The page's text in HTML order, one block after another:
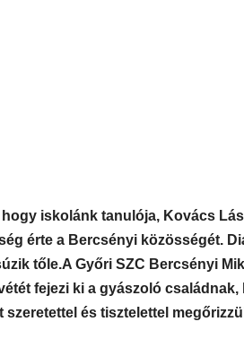
iskolánk tanulója, Kovács
érte a Bercsényi közösségét.
tőle.A Győri SZC Bercsényi
fejezi ki a gyászoló
szeretettel és tisztelettel